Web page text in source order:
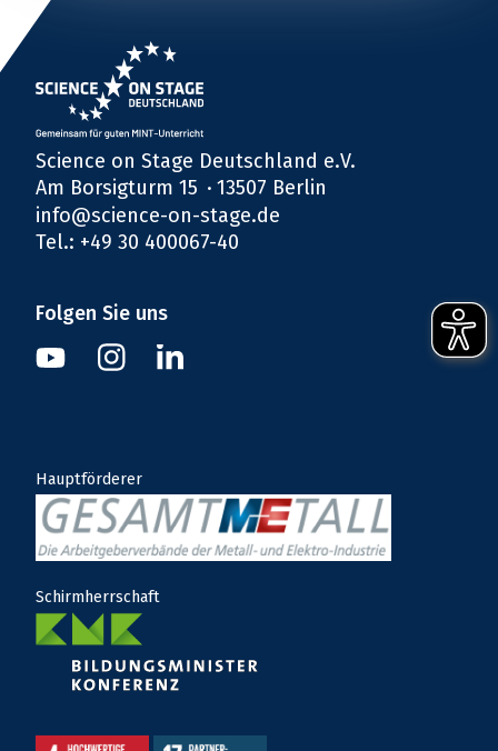
Science on Stage Deutschland e.V.
Am Borsigturm 15
13507 Berlin
info@science-on-stage.de
Tel.: +49 30 400067-40
Folgen Sie uns
YoutubeInstagramLinkedin
Hauptförderer
Schirmherrschaft